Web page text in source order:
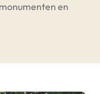
en